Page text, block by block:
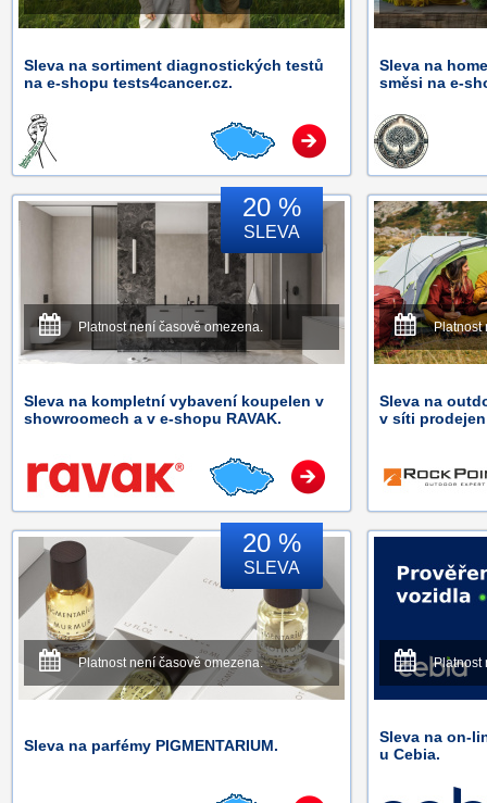
Sleva na sortiment diagnostických testů
na e-shopu tests4cancer.cz.
Sleva na
směsi na e-
20 %
SLEVA
Platnost není časově omezena.
Sleva na kompletní vybavení koupelen v
showroomech a v e-shopu RAVAK.
Platnost
Sleva na
v síti
20 %
SLEVA
Platnost není časově omezena.
Sleva na parfémy PIGMENTARIUM.
Platnost
Sleva na on-
u Cebia.